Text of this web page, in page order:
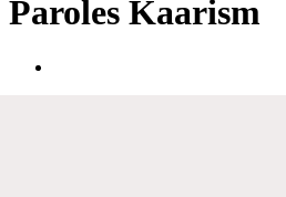
Paroles Kaarism